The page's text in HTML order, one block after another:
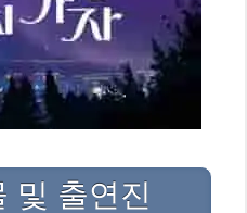
및 출연진